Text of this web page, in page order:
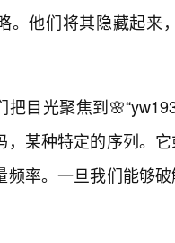
。他们将其隐藏起来
把目光聚焦到
，某种特定的序列。
频率。一旦我们能够